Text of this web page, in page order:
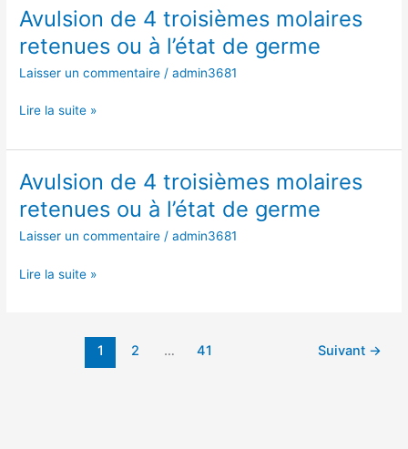
l’état
germe
Avulsion de 4 troisièmes molaires
retenues ou à l’état de germe
Laisser un commentaire /admin3681
Avulsion
4
troisièmes
retenues
à
l’état
germe
Lire la suite »
Avulsion de 4 troisièmes molaires
retenues ou à l’état de germe
Laisser un commentaire /admin3681
Avulsion
4
troisièmes
retenues
Lire la suite »
1 2 … 41 Suivant →